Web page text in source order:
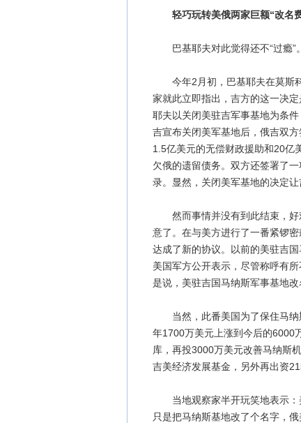
轻巧玩转美俄两家巨额“改名
巴基耶夫对此觉得还不“过瘾”
今年2月初，巴基耶夫在莫斯科
家就此立即指出，吉方的这一决
耶夫以关闭美驻吉军事基地为条
吉宣布关闭美军基地后，俄吉双
1.5亿美元的无偿财政援助和20亿
欠俄的遗留债务。双方还签署了
录。显然，关闭美军基地的决定让
然而事情并没有到此结束，好
意了。在与美方进行了一番紧锣
达成了新的协议。以前的美驻吉
美国军方公开表示，尽管称呼有
是说，美驻吉国马纳斯军事基地
当然，此番美国为了保住马纳
年1700万美元上涨到今后的6000
库，再投3000万美元改善马纳斯
吉美经济发展基金，另外再出资
当地观察家半开玩笑地表示：
只是把马纳斯基地改了个名字，